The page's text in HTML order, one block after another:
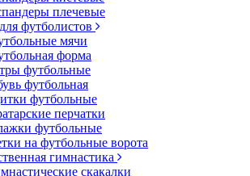
плечевые
футболистов
мячи
форма
футбольные
футбольная
футбольные
перчатки
футбольные
на футбольные ворота
гимнастика
скакалки